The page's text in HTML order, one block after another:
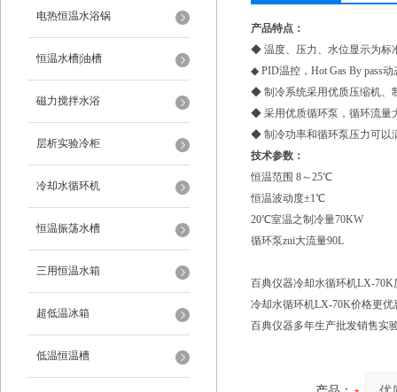
电热恒温水浴锅
恒温水槽|油槽
磁力搅拌水浴
层析实验冷柜
冷却水循环机
恒温振荡水槽
三用恒温水箱
超低温冰箱
低温恒温槽
产品特点：
◆ 温度、压力、水位显示为标
◆ PID温控，Hot Gas By pass
◆ 制冷系统采用优质压缩机、
◆ 采用优质循环泵，循环流量
◆ 制冷功率和循环泵压力可以
技术参数：
恒温范围 8～25℃
恒温波动度±1℃
20℃室温之制冷量70KW
循环泵zui大流量90L
百典仪器冷却水循环机LX-
冷却水循环机LX-70K价格更
百典仪器多年生产批发销售实